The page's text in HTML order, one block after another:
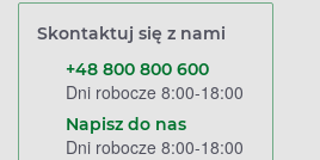
Skontaktuj się z nami
+48 800 800 600
Dni robocze 8:00-18:00
Napisz do nas
Dni robocze 8:00-18:00